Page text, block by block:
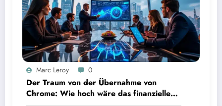
Marc Leroy 0
Der Traum von der Übernahme von
Chrome: Wie hoch wäre das finanzielle